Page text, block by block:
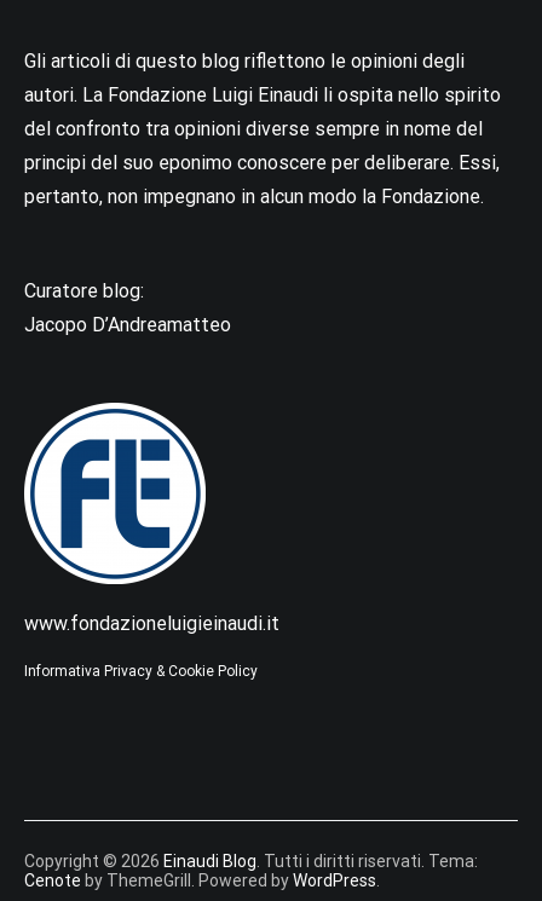
Gli articoli di questo blog riflettono le opinioni degli
autori. La Fondazione Luigi Einaudi li ospita nello spirito
del confronto tra opinioni diverse sempre in nome del
principi del suo eponimo conoscere per deliberare. Essi,
pertanto, non impegnano in alcun modo la Fondazione.
Curatore blog:
Jacopo D’Andreamatteo
www.fondazioneluigieinaudi.it
Informativa Privacy & Cookie Policy
Copyright © 2026 Einaudi Blog . Tutti i diritti riservati. Tema:
Cenote by ThemeGrill. Powered byWordPress